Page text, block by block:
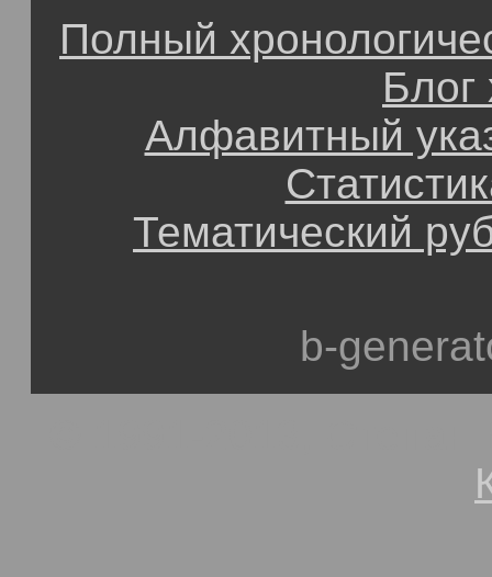
Полный
Блог
Алфавитный
Тематический
b-